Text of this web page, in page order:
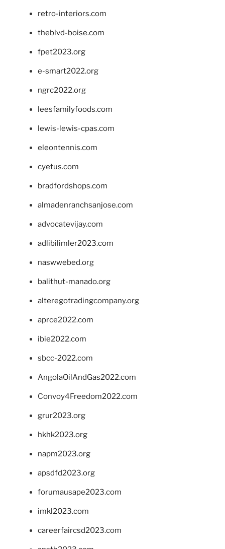
retro-interiors.com
theblvd-boise.com
fpet2023.org
e-smart2022.org
ngrc2022.org
leesfamilyfoods.com
lewis-lewis-cpas.com
eleontennis.com
cyetus.com
bradfordshops.com
almadenranchsanjose.com
advocatevijay.com
adlibilimler2023.com
naswwebed.org
balithut-manado.org
alteregotradingcompany.org
aprce2022.com
ibie2022.com
sbcc-2022.com
AngolaOilAndGas2022.com
Convoy4Freedom2022.com
grur2023.org
hkhk2023.org
napm2023.org
apsdfd2023.org
forumausape2023.com
imkl2023.com
careerfaircsd2023.com